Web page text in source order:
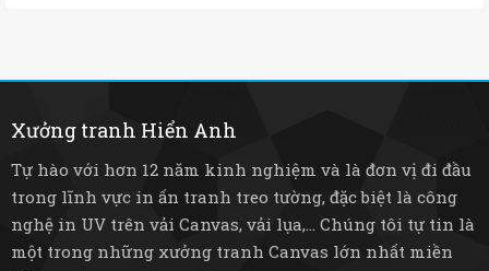
Xưởng tranh Hiển Anh
Tự hào với hơn 12 năm kinh nghiệm và là đơn vị đi đầu
trong lĩnh vực in ấn tranh treo tường, đặc biệt là công
nghệ in UV trên vải Canvas, vải lụa,... Chúng tôi tự tin là
một trong những xưởng tranh Canvas lớn nhất miền